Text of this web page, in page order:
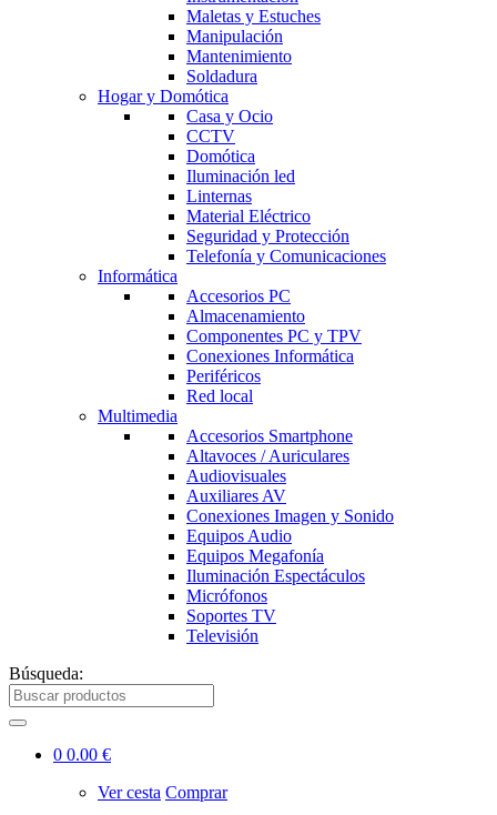
Maletas y Estuches
Manipulación
Mantenimiento
Soldadura
Hogar y Domótica
Casa y Ocio
CCTV
Domótica
Iluminación led
Linternas
Material Eléctrico
Seguridad y Protección
Telefonía y Comunicaciones
Informática
Accesorios PC
Almacenamiento
Componentes PC y TPV
Conexiones Informática
Periféricos
Red local
Multimedia
Accesorios Smartphone
Altavoces / Auriculares
Audiovisuales
Auxiliares AV
Conexiones Imagen y Sonido
Equipos Audio
Equipos Megafonía
Iluminación Espectáculos
Micrófonos
Soportes TV
Televisión
Búsqueda:
0 0.00 €
Ver cesta Comprar